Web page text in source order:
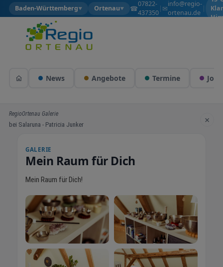
Baden-Württemberg▼ Ortenau▼ ☎07822-
437350
| ✉info@regio-
ortenau.de
|
News Angebote Termine Jobs
RegioOrtenau Galerie
bei Salaruna - Patricia Junker ×
GALERIE
Mein Raum für Dich
Mein Raum für Dich!